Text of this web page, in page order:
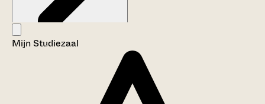
Aanwijzingen voor de gebruiker
Mijn Studiezaal